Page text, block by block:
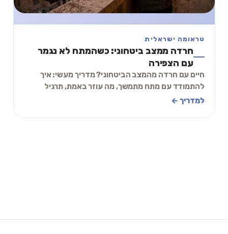
טראומה ישראלית
חרדה ממצב ביטחוני: כשהמתח לא נגמר
עם הצפירה
חיים עם חרדה מהמצב הביטחוני? מדריך מעשי: איך
להתמודד עם מתח מתמשך, מה עוזר באמת, תרגיל
הרגעה של 2 דקות, ומתי לבקש עזרה מקצועית.
למדריך ←